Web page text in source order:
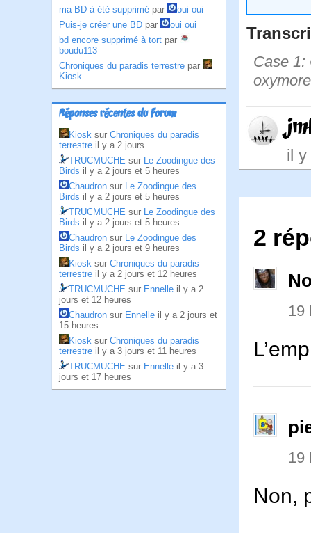
ma BD à été supprimé par
oui oui
Puis-je créer une BD par
oui oui
bd encore supprimé à tort par
boudu113
Chroniques du paradis terrestre par
Kiosk
Réponses récentes du Forum
Kiosk sur Chroniques du paradis
terrestre il y a 2 jours
TRUCMUCHE sur Le Zoodingue des
Birds il y a 2 jours et 5 heures
Chaudron sur Le Zoodingue des
Birds il y a 2 jours et 5 heures
TRUCMUCHE sur Le Zoodingue des
Birds il y a 2 jours et 5 heures
Chaudron sur Le Zoodingue des
Birds il y a 2 jours et 9 heures
Kiosk sur Chroniques du paradis
terrestre il y a 2 jours et 12 heures
TRUCMUCHE sur Ennelle il y a 2
jours et 12 heures
Chaudron sur Ennelle il y a 2 jours et
15 heures
Kiosk sur Chroniques du paradis
terrestre il y a 3 jours et 11 heures
TRUCMUCHE sur Ennelle il y a 3
jours et 17 heures
Case 1:
il y
2
19
19
Non,